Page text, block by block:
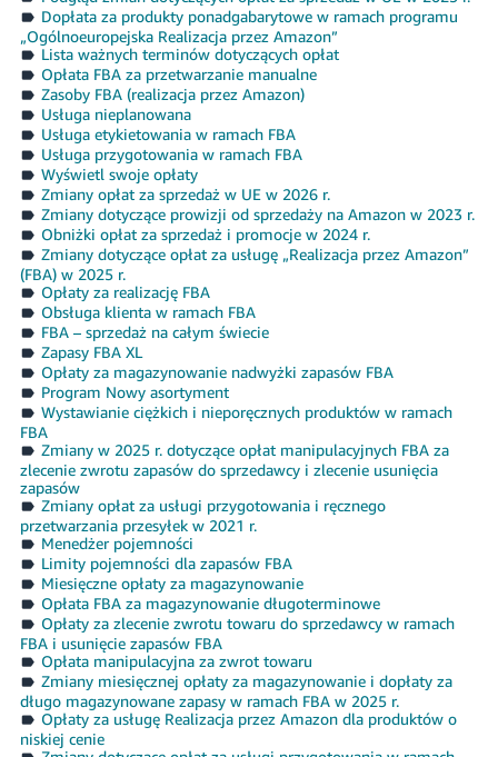
Dopłata za produkty ponadgabarytowe w ramach programu
„Ogólnoeuropejska Realizacja przez Amazon”
Lista ważnych terminów dotyczących opłat
Opłata FBA za przetwarzanie manualne
Zasoby FBA (realizacja przez Amazon)
Usługa nieplanowana
Usługa etykietowania w ramach FBA
Usługa przygotowania w ramach FBA
Wyświetl swoje opłaty
Zmiany opłat za sprzedaż w UE w 2026 r.
Zmiany dotyczące prowizji od sprzedaży na Amazon w 2023 r.
Obniżki opłat za sprzedaż i promocje w 2024 r.
Zmiany dotyczące opłat za usługę „Realizacja przez Amazon”
(FBA) w 2025 r.
Opłaty za realizację FBA
Obsługa klienta w ramach FBA
FBA – sprzedaż na całym świecie
Zapasy FBA XL
Opłaty za magazynowanie nadwyżki zapasów FBA
Program Nowy asortyment
Wystawianie ciężkich i nieporęcznych produktów w ramach
FBA
Zmiany w 2025 r. dotyczące opłat manipulacyjnych FBA za
zlecenie zwrotu zapasów do sprzedawcy i zlecenie usunięcia
zapasów
Zmiany opłat za usługi przygotowania i ręcznego
przetwarzania przesyłek w 2021 r.
Menedżer pojemności
Limity pojemności dla zapasów FBA
Miesięczne opłaty za magazynowanie
Opłata FBA za magazynowanie długoterminowe
Opłaty za zlecenie zwrotu towaru do sprzedawcy w ramach
FBA i usunięcie zapasów FBA
Opłata manipulacyjna za zwrot towaru
Zmiany miesięcznej opłaty za magazynowanie i dopłaty za
długo magazynowane zapasy w ramach FBA w 2025 r.
Opłaty za usługę Realizacja przez Amazon dla produktów o
niskiej cenie